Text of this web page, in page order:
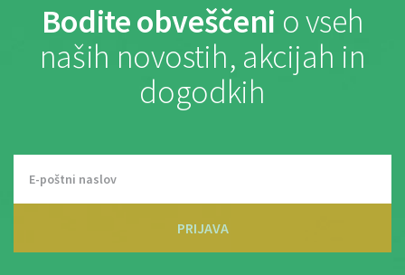
Bodite obveščeni o vseh
naših novostih, akcijah in
dogodkih
PRIJAVA